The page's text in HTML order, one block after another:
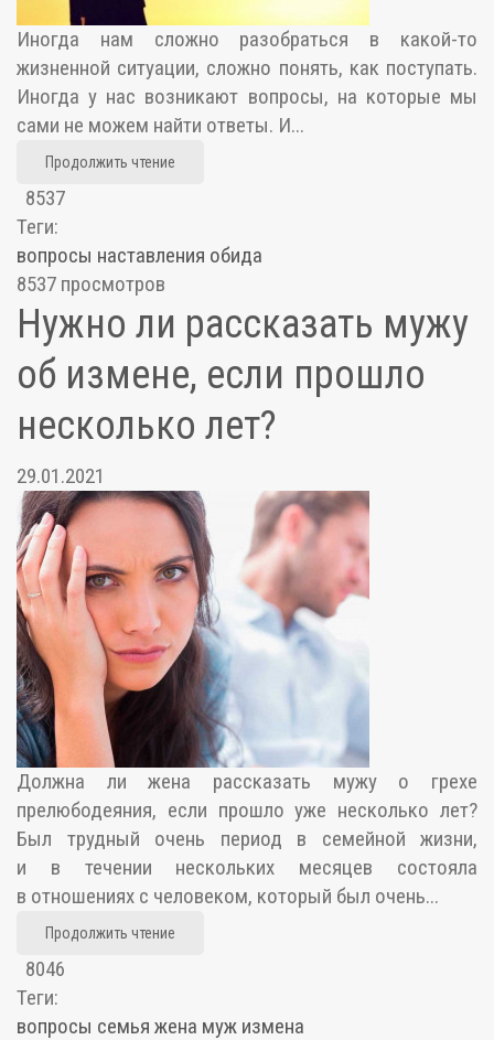
Иногда нам сложно разобраться в какой-то
жизненной ситуации, сложно понять, как поступать.
Иногда у нас возникают вопросы, на которые мы
сами не можем найти ответы. И...
Продолжить чтение
8537
Теги:
вопросы наставления обида
8537 просмотров
Нужно ли рассказать мужу
об измене, если прошло
несколько лет?
29.01.2021
Должна ли жена рассказать мужу о грехе
прелюбодеяния, если прошло уже несколько лет?
Был трудный очень период в семейной жизни,
и в течении нескольких месяцев состояла
в отношениях с человеком, который был очень...
Продолжить чтение
8046
Теги:
вопросы семья жена муж измена